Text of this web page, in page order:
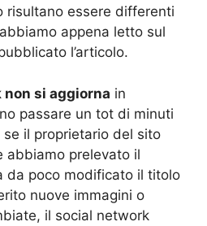
risultano essere differenti
appena letto sul
l’articolo.
non si aggiorna in
passare un tot di minuti
se il proprietario del sito
abbiamo prelevato il
da poco modificato il titolo
nuove immagini o
il social network